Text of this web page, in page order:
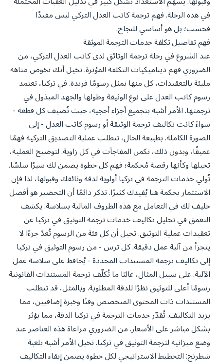
في هذه الرحلة. فهم ترجمة كاتب العدل التركي ليس مفيدًا
فحسب؛ بل هو أساسي للنجاح.
فهم تفاصيل تكلفة خدمات الترجمة الموثقة
عند الشروع في رحلة ترجمة الوثائق لدى كاتب العدل التركي، من
الضروري فهم ديناميكيات التكلفة المؤثرة. تخيل أنك تخوض متاهة
مليئة بالتعقيدات، كل منها يمثل رسومًا فريدة. في تركيا، تعتمد
رسوم كاتب العدل على نوع الوثيقة وطولها والجهد المبذول في
ترجمتها. الأمر أشبه بتجميع أجزاء أحجية، حيث تُضيف كل قطعة -
سواءً كانت تكاليف ترجمة الوثيقة أو رسوم كاتب العدل - إلى
الصورة الكاملة. بطبيعة الحال، تتطلب عملية التصديق التركية فهمًا
عميقًا، وبدون ذلك، تكمن المفاجآت في كل زاوية. لتوضيح العملية،
تخيلها وكأنها رقصة مُحكمة؛ فهم كل خطوة يضمن لك سيرًا سلسًا.
تُولي خدمات الترجمة في تركيا أولوية لدقة وثائقك وقبولها، لذا فإن
الاستثمار بحكمة هنا يُفيدك كثيرًا. تذكر دائمًا أن التحضير هو أفضل
حليف لك في التعامل مع هذه الظروف المالية بسلاسة. يكشف
التعمق في تحليل تكاليف خدمات ترجمة التوثيق في تركيا عن
تعقيدات عملية التوثيق. تخيل أن كل فئة من الرسوم تُعدّ جزءًا لا
يتجزأ من آلية عمل دقيقة. كل ترس - من رسوم التوثيق في تركيا
إلى تكاليف ترجمة المستندات المحددة - يُحافظ على سلاسة عمل
الآلية. على سبيل المثال، غالبًا ما تُكلّف ترجمة المستندات القانونية
رسومًا أعلى للتوثيق نظرًا للدقة المطلوبة. وبالمثل، قد تتطلب
المستندات ذات المحتوى المتخصص وقتًا وخبرة إضافيين، مما
يزيد التكاليف. تُقدّر خدمات الترجمة في تركيا الدقة، مما يؤثر
بشكل مباشر على الأسعار. من الضروري مراعاة هذه العناصر عند
وضع ميزانية لترجمة التوثيق في تركيا. تخيل الأمر أشبه بلعبة
شطرنج: التخطيط الاستراتيجي لكل خطوة يضمن إبقاء التكاليف